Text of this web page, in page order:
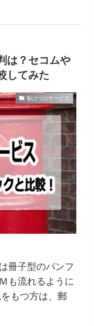
は？セコムや
してみた
駆けつけサービス
冊子型のパンフ
も流れるように
もつ方は、郵